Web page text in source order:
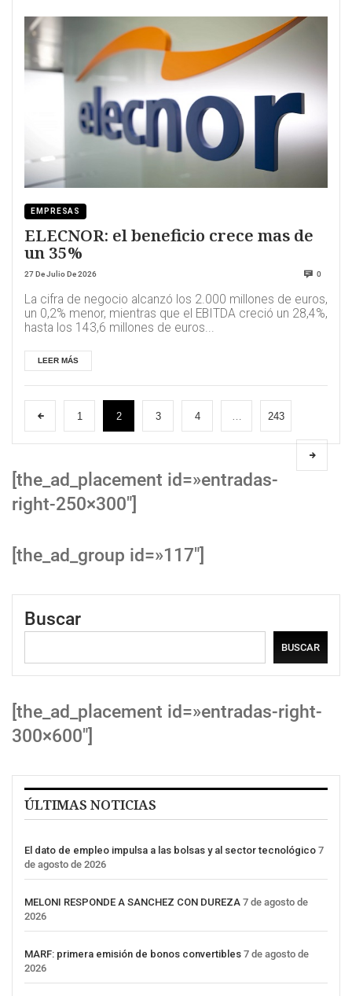
EMPRESAS
ELECNOR: el beneficio crece mas de
un 35%
27 De Julio De 2026 0
La cifra de negocio alcanzó los 2.000 millones de euros,
un 0,2% menor, mientras que el EBITDA creció un 28,4%,
hasta los 143,6 millones de euros...
LEER MÁS
1 2 3 4 243
[the_ad_placement id=»entradas-
right-250×300″]
[the_ad_group id=»117″]
Buscar
BUSCAR
[the_ad_placement id=»entradas-right-
300×600″]
ÚLTIMAS NOTICIAS
El dato de empleo impulsa a las bolsas y al sector tecnológico 7
de agosto de 2026
MELONI RESPONDE A SANCHEZ CON DUREZA 7 de agosto de
2026
MARF: primera emisión de bonos convertibles 7 de agosto de
2026